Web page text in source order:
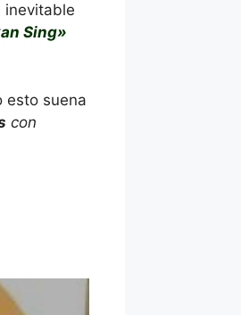
inevitable
Sing»
esto suena
con